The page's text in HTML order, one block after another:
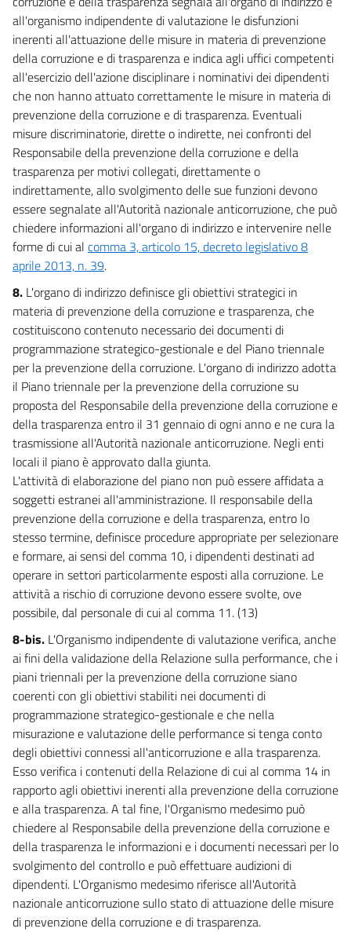
all'organismo indipendente di valutazione le disfunzioni
inerenti all'attuazione delle misure in materia di prevenzione
della corruzione e di trasparenza e indica agli uffici competenti
all'esercizio dell'azione disciplinare i nominativi dei dipendenti
che non hanno attuato correttamente le misure in materia di
prevenzione della corruzione e di trasparenza. Eventuali
misure discriminatorie, dirette o indirette, nei confronti del
Responsabile della prevenzione della corruzione e della
trasparenza per motivi collegati, direttamente o
indirettamente, allo svolgimento delle sue funzioni devono
essere segnalate all'Autorità nazionale anticorruzione, che può
chiedere informazioni all'organo di indirizzo e intervenire nelle
forme di cui al comma 3, articolo 15, decreto legislativo 8
aprile 2013, n. 39.
8. L'organo di indirizzo definisce gli obiettivi strategici in
materia di prevenzione della corruzione e trasparenza, che
costituiscono contenuto necessario dei documenti di
programmazione strategico-gestionale e del Piano triennale
per la prevenzione della corruzione. L'organo di indirizzo adotta
il Piano triennale per la prevenzione della corruzione su
proposta del Responsabile della prevenzione della corruzione e
della trasparenza entro il 31 gennaio di ogni anno e ne cura la
trasmissione all'Autorità nazionale anticorruzione. Negli enti
locali il piano è approvato dalla giunta.
L'attività di elaborazione del piano non può essere affidata a
soggetti estranei all'amministrazione. Il responsabile della
prevenzione della corruzione e della trasparenza, entro lo
stesso termine, definisce procedure appropriate per selezionare
e formare, ai sensi del comma 10, i dipendenti destinati ad
operare in settori particolarmente esposti alla corruzione. Le
attività a rischio di corruzione devono essere svolte, ove
possibile, dal personale di cui al comma 11. (13)
8-bis. L'Organismo indipendente di valutazione verifica, anche
ai fini della validazione della Relazione sulla performance, che i
piani triennali per la prevenzione della corruzione siano
coerenti con gli obiettivi stabiliti nei documenti di
programmazione strategico-gestionale e che nella
misurazione e valutazione delle performance si tenga conto
degli obiettivi connessi all'anticorruzione e alla trasparenza.
Esso verifica i contenuti della Relazione di cui al comma 14 in
rapporto agli obiettivi inerenti alla prevenzione della corruzione
e alla trasparenza. A tal fine, l'Organismo medesimo può
chiedere al Responsabile della prevenzione della corruzione e
della trasparenza le informazioni e i documenti necessari per lo
svolgimento del controllo e può effettuare audizioni di
dipendenti. L'Organismo medesimo riferisce all'Autorità
nazionale anticorruzione sullo stato di attuazione delle misure
di prevenzione della corruzione e di trasparenza.